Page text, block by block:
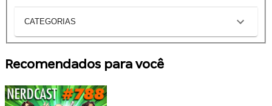
CATEGORIAS
Recomendados para você